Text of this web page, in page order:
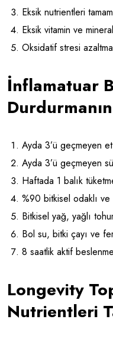
Eksik nutrientleri
Eksik vitamin ve
Oksidatif stresi
İnflamatuar
Ayda 3’ü geçmeyen
Ayda 3’ü geçmeyen
Haftada 1 balık
%90 bitkisel odaklı ve
Bitkisel yağ, yağlı
Bol su, bitki çayı ve
8 saatlik aktif
Longevity
Nutrientleri